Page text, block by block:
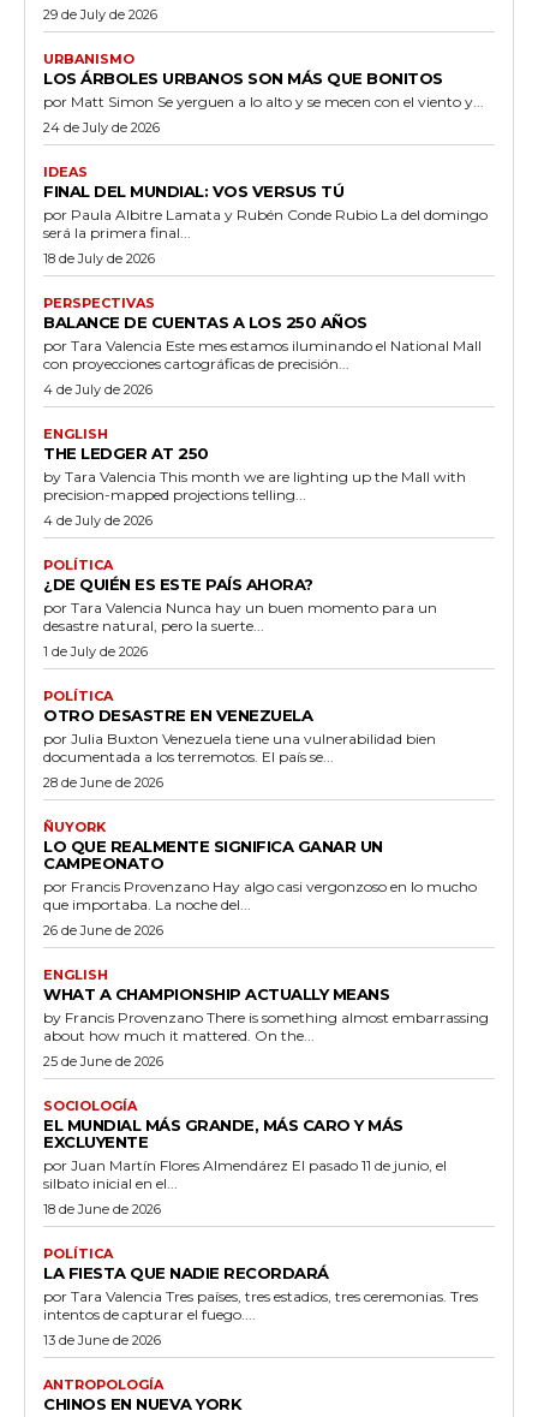
29 de July de 2026
URBANISMO
LOS ÁRBOLES URBANOS SON MÁS QUE BONITOS
por Matt Simon Se yerguen a lo alto y se mecen con el viento y...
24 de July de 2026
IDEAS
FINAL DEL MUNDIAL: VOS VERSUS TÚ
por Paula Albitre Lamata y Rubén Conde Rubio La del domingo
será la primera final...
18 de July de 2026
PERSPECTIVAS
BALANCE DE CUENTAS A LOS 250 AÑOS
por Tara Valencia Este mes estamos iluminando el National Mall
con proyecciones cartográficas de precisión...
4 de July de 2026
ENGLISH
THE LEDGER AT 250
by Tara Valencia This month we are lighting up the Mall with
precision-mapped projections telling...
4 de July de 2026
POLÍTICA
¿DE QUIÉN ES ESTE PAÍS AHORA?
por Tara Valencia Nunca hay un buen momento para un
desastre natural, pero la suerte...
1 de July de 2026
POLÍTICA
OTRO DESASTRE EN VENEZUELA
por Julia Buxton Venezuela tiene una vulnerabilidad bien
documentada a los terremotos. El país se...
28 de June de 2026
ÑUYORK
LO QUE REALMENTE SIGNIFICA GANAR UN
CAMPEONATO
por Francis Provenzano Hay algo casi vergonzoso en lo mucho
que importaba. La noche del...
26 de June de 2026
ENGLISH
WHAT A CHAMPIONSHIP ACTUALLY MEANS
by Francis Provenzano There is something almost embarrassing
about how much it mattered. On the...
25 de June de 2026
SOCIOLOGÍA
EL MUNDIAL MÁS GRANDE, MÁS CARO Y MÁS
EXCLUYENTE
por Juan Martín Flores Almendárez El pasado 11 de junio, el
silbato inicial en el...
18 de June de 2026
POLÍTICA
LA FIESTA QUE NADIE RECORDARÁ
por Tara Valencia Tres países, tres estadios, tres ceremonias. Tres
intentos de capturar el fuego....
13 de June de 2026
ANTROPOLOGÍA
CHINOS EN NUEVA YORK